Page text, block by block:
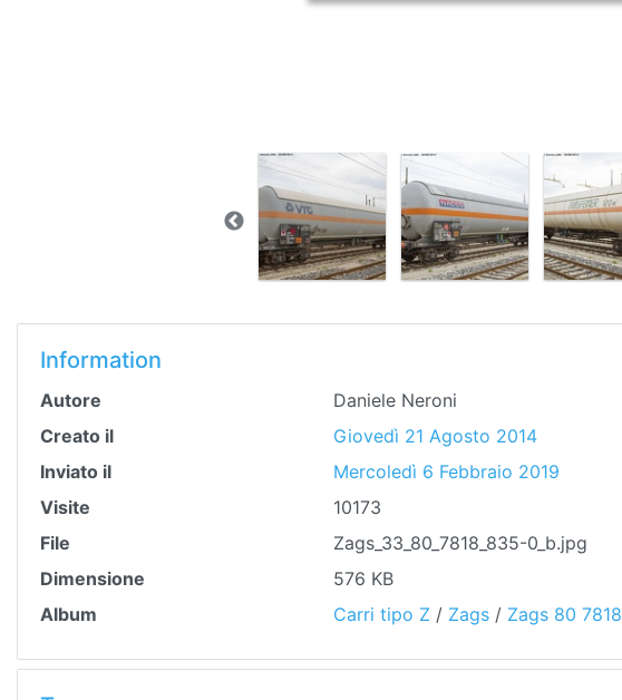
Information
Autore
Daniele Neroni
Creato il
Giovedì 21 Agosto 2014
Inviato il
Mercoledì 6 Febbraio 2019
Visite
10173
File
Zags_33_80_7818_835-0_b.jpg
Dimensione
576 KB
Album
Carri tipo Z / Zags/ Zags 80 7818